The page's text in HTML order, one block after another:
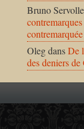
Bruno Servolle
OlegdansDe
des deniers